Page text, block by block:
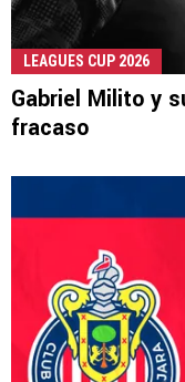
LEAGUES CUP 2026
Gabriel Milito y
fracaso